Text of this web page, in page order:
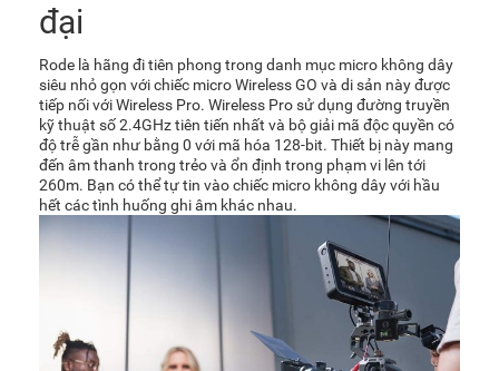
đại
Rode là hãng đi tiên phong trong danh mục micro không dây
siêu nhỏ gọn với chiếc microWireless GO và di sản này được
tiếp nối với Wireless Pro. Wireless Pro sử dụng đường truyền
kỹ thuật số 2.4GHz tiên tiến nhất và bộ giải mã độc quyền có
độ trễ gần như bằng 0 với mã hóa 128-bit. Thiết bị này mang
đến âm thanh trong trẻo và ổn định trong phạm vi lên tới
260m. Bạn có thể tự tin vào chiếc micro không dây với hầu
hết các tình huống ghi âm khác nhau.